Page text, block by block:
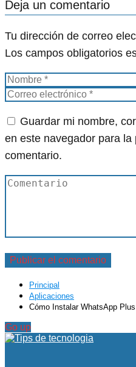
Deja un comentario
Tu dirección de correo
Los campos obligatorios
Guardar mi nombre,
en este navegador para
comentario.
Principal
Aplicaciones
Cómo Instalar WhatsApp
Go up